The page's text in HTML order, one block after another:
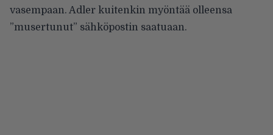
vasempaan. Adler kuitenkin myöntää olleensa
”musertunut” sähköpostin saatuaan.